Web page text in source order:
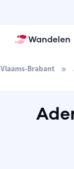
Wandelen
Vlaams-Brabant